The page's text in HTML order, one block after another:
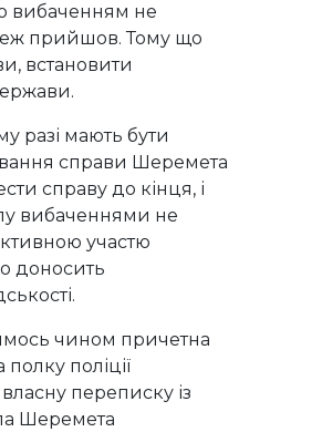
вибаченням не
прийшов. Тому що
встановити
разі мають бути
справи Шеремета
справу до кінця, і
вибаченнями не
участю
доносить
чином причетна
поліції
переписку із
Шеремета